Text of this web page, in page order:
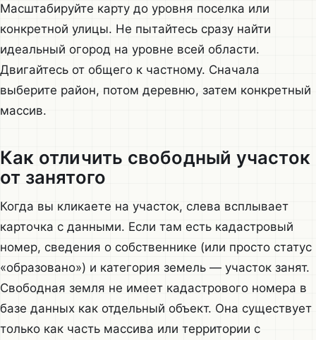
Масштабируйте карту до уровня поселка или
конкретной улицы. Не пытайтесь сразу найти
идеальный огород на уровне всей области.
Двигайтесь от общего к частному. Сначала
выберите район, потом деревню, затем конкретный
массив.
Как отличить свободный участок
от занятого
Когда вы кликаете на участок, слева всплывает
карточка с данными. Если там есть кадастровый
номер, сведения о собственнике (или просто статус
«образовано») и категория земель — участок занят.
Свободная земля не имеет кадастрового номера в
базе данных как отдельный объект. Она существует
только как часть массива или территории с